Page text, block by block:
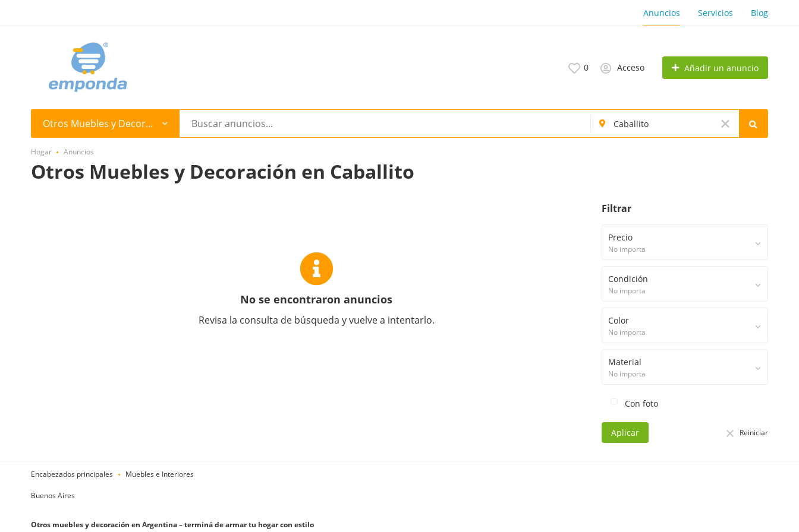
Anuncios Servicios Blog
0 Acceso Añadir un anuncio
Otros Muebles y Decoración
Hogar Anuncios
Otros Muebles y Decoración en Caballito
No se encontraron anuncios
Revisa la consulta de búsqueda y vuelve a intentarlo.
Filtrar
Precio
No importa
Condición
No importa
Color
No importa
Material
No importa
Con foto
Aplicar Reiniciar
Encabezados principales Muebles e Interiores
Buenos Aires
Otros muebles y decoración en Argentina – terminá de armar tu hogar con estilo